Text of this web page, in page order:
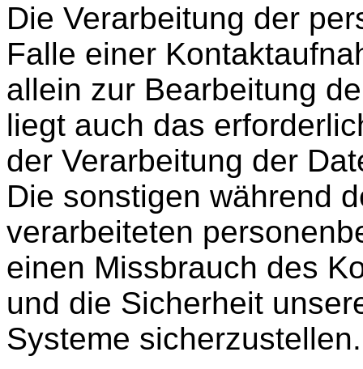
Die Verarbeitung der
Falle einer
allein zur Bearbeitung
liegt auch das
der Verarbeitung der
Die sonstigen während
verarbeiteten
einen Missbrauch des
und die Sicherheit
Systeme sicherzustellen.